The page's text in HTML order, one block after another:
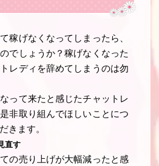
稼げなくなってしまったら、
でしょうか？稼げなくなった
レディを辞めてしまうのは勿
って来たと感じたチャットレ
非取り組んでほしいことにつ
きます。
直す
の売り上げが大幅減ったと感